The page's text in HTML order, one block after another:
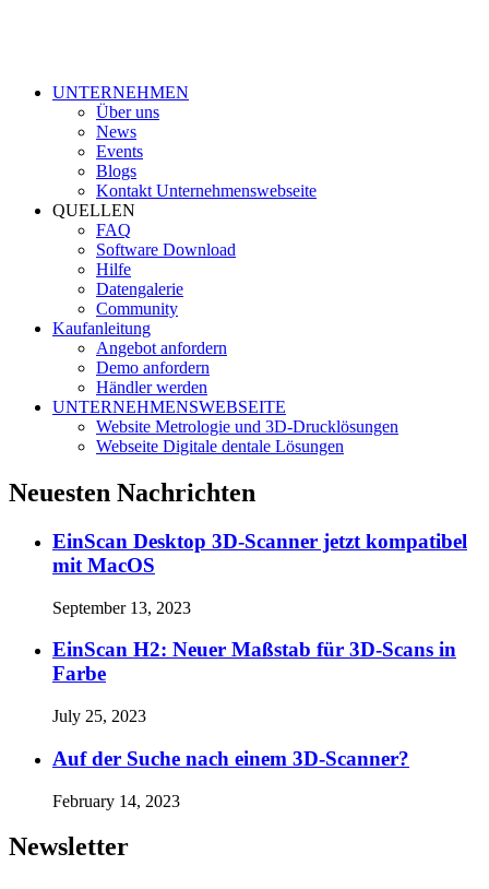
UNTERNEHMEN
Über uns
News
Events
Blogs
Kontakt Unternehmenswebseite
QUELLEN
FAQ
Software Download
Hilfe
Datengalerie
Community
Kaufanleitung
Angebot anfordern
Demo anfordern
Händler werden
UNTERNEHMENSWEBSEITE
Website Metrologie und 3D-Drucklösungen
Webseite Digitale dentale Lösungen
Neuesten Nachrichten
EinScan Desktop 3D-Scanner jetzt kompatibel
mit MacOS
September 13, 2023
EinScan H2: Neuer Maßstab für 3D-Scans in
Farbe
July 25, 2023
Auf der Suche nach einem 3D-Scanner?
February 14, 2023
Newsletter